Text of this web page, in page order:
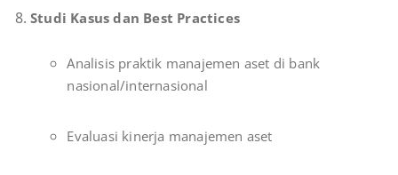
Studi Kasus dan Best Practices
Analisis praktik manajemen aset di bank
nasional/internasional
Evaluasi kinerja manajemen aset